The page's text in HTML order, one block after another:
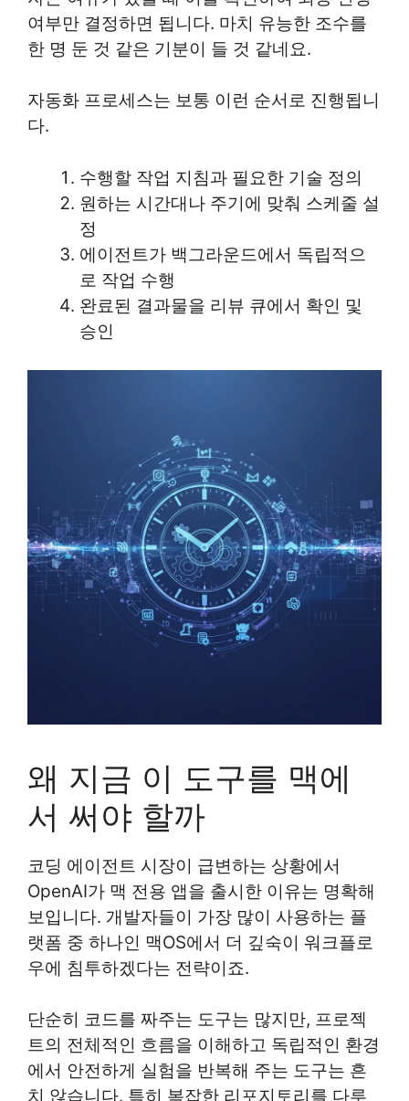
여부만 결정하면 됩니다. 마치 유능한 조수를
한 명 둔 것 같은 기분이 들 것 같네요.
자동화 프로세스는 보통 이런 순서로 진행됩니
다.
수행할 작업 지침과 필요한 기술 정의
원하는 시간대나 주기에 맞춰 스케줄 설
정
에이전트가 백그라운드에서 독립적으
로 작업 수행
완료된 결과물을 리뷰 큐에서 확인 및
승인
왜 지금 이 도구를 맥에
서 써야 할까
코딩 에이전트 시장이 급변하는 상황에서
OpenAI가 맥 전용 앱을 출시한 이유는 명확해
보입니다. 개발자들이 가장 많이 사용하는 플
랫폼 중 하나인 맥OS에서 더 깊숙이 워크플로
우에 침투하겠다는 전략이죠.
단순히 코드를 짜주는 도구는 많지만, 프로젝
트의 전체적인 흐름을 이해하고 독립적인 환경
에서 안전하게 실험을 반복해 주는 도구는 흔
치 않습니다. 특히 복잡한 리포지토리를 다루